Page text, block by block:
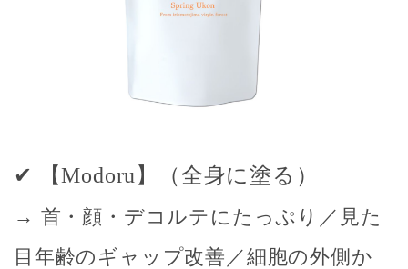
✔ 【Modoru】（全身に塗る）
→ 首・顔・デコルテにたっぷり／見た
目年齢のギャップ改善／細胞の外側か